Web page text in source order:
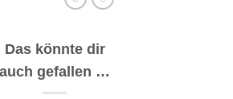
Das könnte dir
auch gefallen …